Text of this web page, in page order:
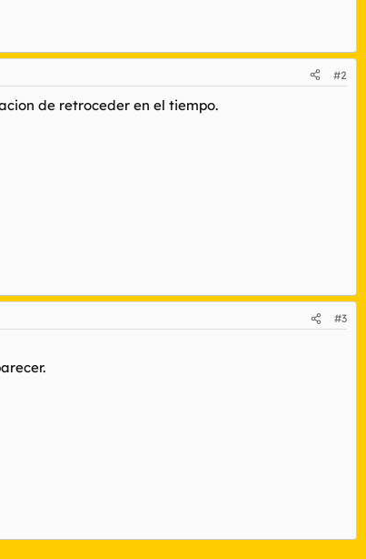
#2
de retroceder en el tiempo.
#3